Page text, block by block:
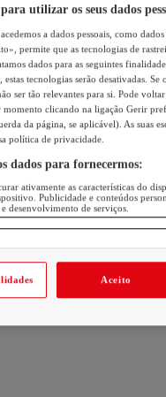
utilizar os seus dados
a dados pessoais, como
permite que as tecnologias de
dados para as seguintes
tecnologias serão desativadas. Se
ser tão relevantes para si. Pode voltar
clicando na ligação Gerir
da página, se aplicável). As suas
política de privacidade.
dados para fornecermos:
ativamente as características do
Publicidade e conteúdos
desenvolvimento de serviços.
Aceito